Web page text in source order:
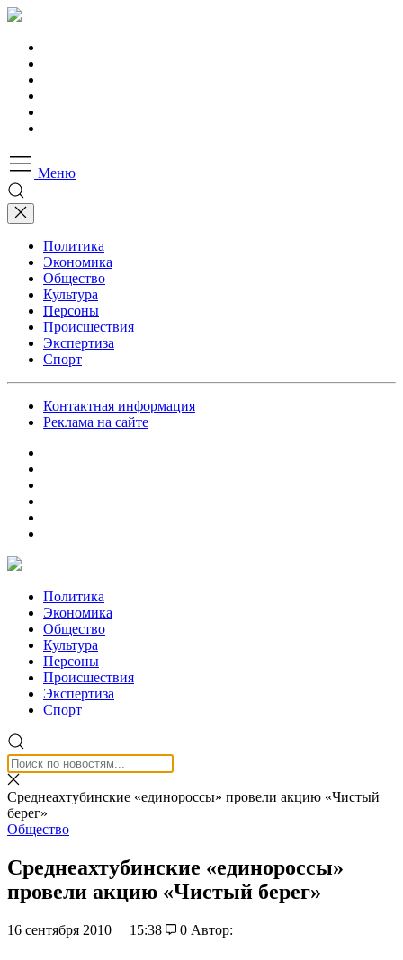
Меню
Политика
Экономика
Общество
Культура
Персоны
Происшествия
Экспертиза
Спорт
Контактная информация
Реклама на сайте
Политика
Экономика
Общество
Культура
Персоны
Происшествия
Экспертиза
Спорт
Среднеахтубинские «единороссы» провели акцию «Чистый
берег»
Общество
Среднеахтубинские «единороссы»
провели акцию «Чистый берег»
16 сентября 2010 15:38 0 Автор: